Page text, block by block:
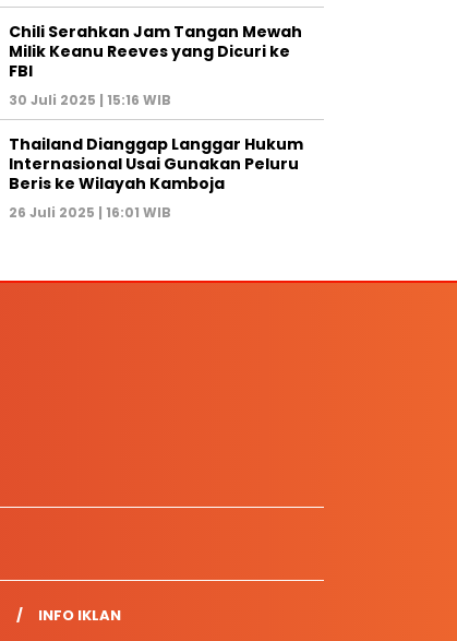
Chili Serahkan Jam Tangan Mewah
Milik Keanu Reeves yang Dicuri ke
FBI
30 Juli 2025 | 15:16 WIB
Thailand Dianggap Langgar Hukum
Internasional Usai Gunakan Peluru
Beris ke Wilayah Kamboja
26 Juli 2025 | 16:01 WIB
INFO IKLAN